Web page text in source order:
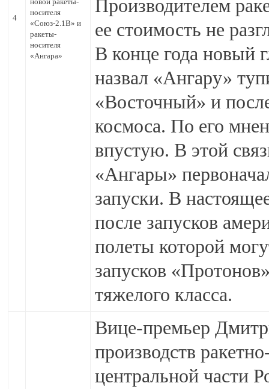
4
носителя
«Союз-2.1В» и
ракеты-
носителя
«Ангара»
Производителем
ее стоимость не
В конце года новый
назвал «Ангару»
«Восточный» и
космоса. По его
впустую. В этой
«Ангары»
запуски. В
после запусков
полеты которой
запусков
тяжелого класса.
Вице-премьер
производств
центральной части